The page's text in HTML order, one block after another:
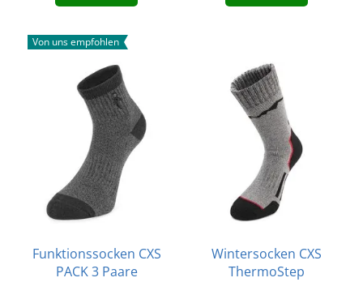
Von uns empfohlen
Funktionssocken CXS
PACK 3 Paare
Wintersocken CXS
ThermoStep